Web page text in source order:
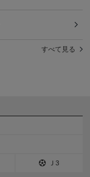
すべて見る
Ｊ3